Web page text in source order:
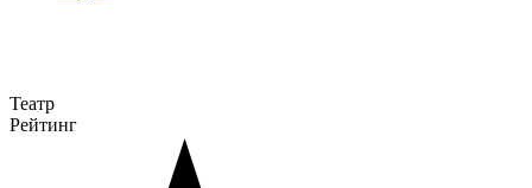
Театр
Рейтинг